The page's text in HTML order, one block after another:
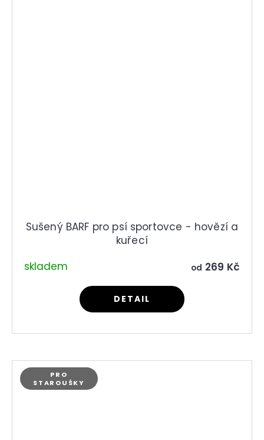
Sušený BARF pro psí sportovce - hovězí a
kuřecí
skladem
od 269 Kč
DETAIL
PRO
STAROUŠKY